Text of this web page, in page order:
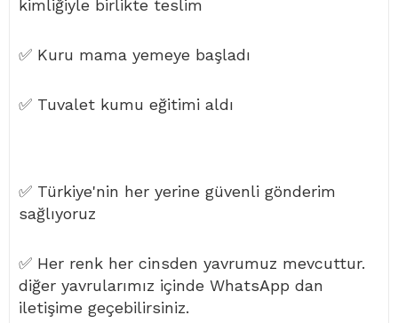
kimliğiyle birlikte teslim
✅ Kuru mama yemeye başladı
✅ Tuvalet kumu eğitimi aldı
✅ Türkiye'nin her yerine güvenli gönderim
sağlıyoruz
✅ Her renk her cinsden yavrumuz mevcuttur.
diğer yavrularımız içinde WhatsApp dan
iletişime geçebilirsiniz.